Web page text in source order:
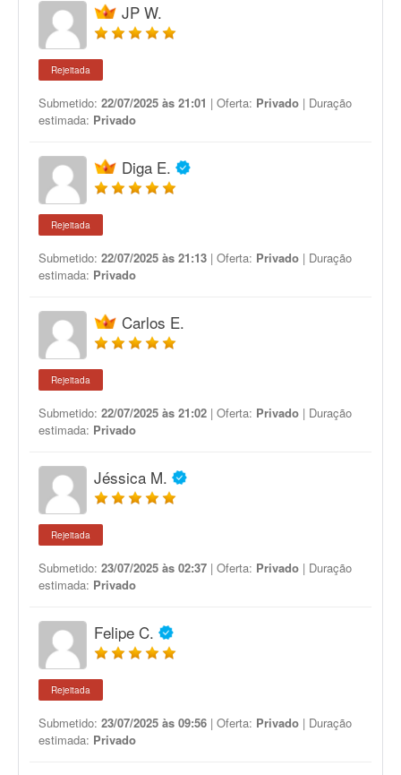
JP W.
Rejeitada
Submetido: 22/07/2025 às 21:01 | Oferta: Privado | Duração
estimada: Privado
Diga E.
Rejeitada
Submetido: 22/07/2025 às 21:13 | Oferta: Privado | Duração
estimada: Privado
Carlos E.
Rejeitada
Submetido: 22/07/2025 às 21:02 | Oferta: Privado | Duração
estimada: Privado
Jéssica M.
Rejeitada
Submetido: 23/07/2025 às 02:37 | Oferta: Privado | Duração
estimada: Privado
Felipe C.
Rejeitada
Submetido: 23/07/2025 às 09:56 | Oferta: Privado | Duração
estimada: Privado